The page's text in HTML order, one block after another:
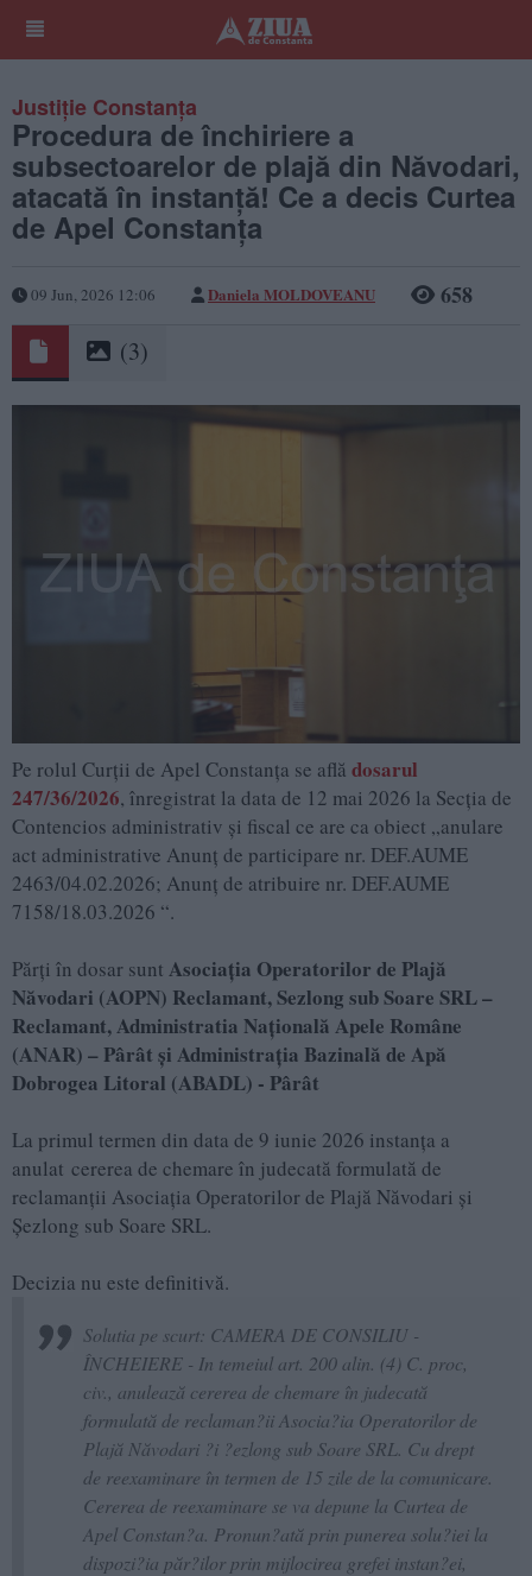
Justiție Constanța
Procedura de închiriere a
subsectoarelor de plajă din Năvodari,
atacată în instanță! Ce a decis Curtea
de Apel Constanța
09 Jun, 2026 12:06 Daniela MOLDOVEANU 658
(3)
Pe rolul Curții de Apel Constanța se află dosarul
247/36/2026, înregistrat la data de 12 mai 2026 la Secţia de
Contencios administrativ și fiscal ce are ca obiect „anulare
act administrative Anunţ de participare nr. DEF.AUME
2463/04.02.2026; Anunţ de atribuire nr. DEF.AUME
7158/18.03.2026 “.
Părți în dosar sunt Asociația Operatorilor de Plajă
Năvodari (AOPN) Reclamant, Sezlong sub Soare SRL –
Reclamant, Administratia Națională Apele Române
(ANAR) – Pârât și Administrația Bazinală de Apă
Dobrogea Litoral (ABADL) - Pârât
La primul termen din data de 9 iunie 2026 instanța a
anulat cererea de chemare în judecată formulată de
reclamanții Asociația Operatorilor de Plajă Năvodari și
Șezlong sub Soare SRL.
Decizia nu este definitivă.
Solutia pe scurt: CAMERA DE CONSILIU -
ÎNCHEIERE - In temeiul art. 200 alin. (4) C. proc,
civ., anulează cererea de chemare în judecată
formulată de reclaman?ii Asocia?ia Operatorilor de
Plajă Năvodari ?i ?ezlong sub Soare SRL. Cu drept
de reexaminare în termen de 15 zile de la comunicare.
Cererea de reexaminare se va depune la Curtea de
Apel Constan?a. Pronun?ată prin punerea solu?iei la
dispozi?ia păr?ilor prin mijlocirea grefei instan?ei,